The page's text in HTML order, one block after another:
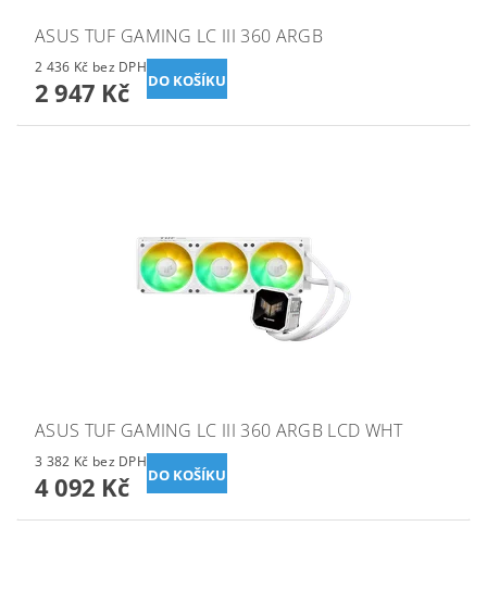
ASUS TUF GAMING LC III 360 ARGB
2 436 Kč bez DPH
2 947 Kč
ASUS TUF GAMING LC III 360 ARGB LCD WHT
3 382 Kč bez DPH
4 092 Kč